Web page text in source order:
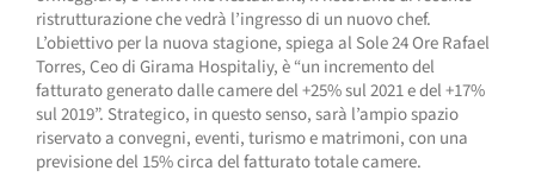
ristrutturazione che vedrà l’ingresso di un nuovo chef.
L’obiettivo per la nuova stagione, spiega al Sole 24 Ore Rafael
Torres, Ceo di Girama Hospitaliy, è “un incremento del
fatturato generato dalle camere del +25% sul 2021 e del +17%
sul 2019”. Strategico, in questo senso, sarà l’ampio spazio
riservato a convegni, eventi, turismo e matrimoni, con una
previsione del 15% circa del fatturato totale camere.